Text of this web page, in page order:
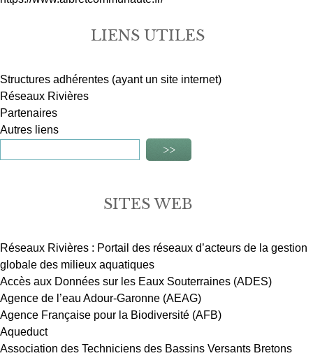
LIENS UTILES
Structures adhérentes (ayant un site internet)
Réseaux Rivières
Partenaires
Autres liens
SITES WEB
Réseaux Rivières : Portail des réseaux d’acteurs de la gestion
globale des milieux aquatiques
Accès aux Données sur les Eaux Souterraines (ADES)
Agence de l’eau Adour-Garonne (AEAG)
Agence Française pour la Biodiversité (AFB)
Aqueduct
Association des Techniciens des Bassins Versants Bretons